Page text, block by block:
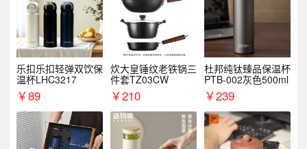
乐扣乐扣轻弹双饮保
温杯LHC3217
￥89
炊大皇锤纹老铁锅三
件套TZ03CW
￥210
杜邦纯钛臻品保温杯
PTB-002灰色500ml
￥239